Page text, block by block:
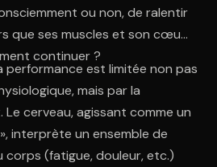
ou non, de ralentir
que ses muscles et son cœur
continuer ?
performance est limitée non pas
mais par la
cerveau, agissant comme un
interprète un ensemble de
corps (fatigue, douleur, etc.)